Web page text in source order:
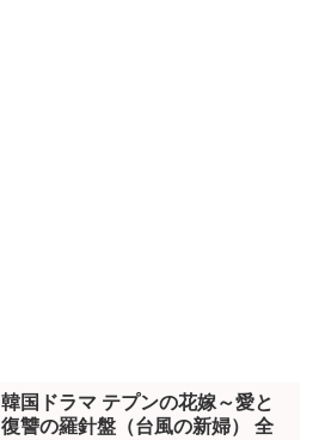
韓国ドラマ テプンの花嫁～愛と
復讐の羅針盤（台風の新婦） 全